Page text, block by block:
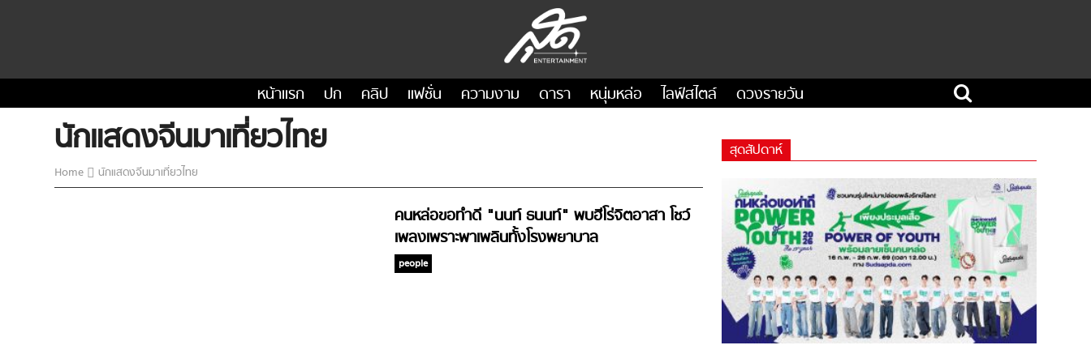
หน้าแรก ปก คลิป แฟชั่น ความงาม ดารา หนุ่มหล่อ ไลฟ์สไตล์ ดวงรายวัน
นักแสดงจีนมาเที่ยวไทย
Home นักแสดงจีนมาเที่ยวไทย
คนหล่อขอทำดี "นนท์ ธนนท์" พบฮีโร่จิตอาสา โชว์
เพลงเพราะพาเพลินทั้งโรงพยาบาล
people
สุดสัปดาห์